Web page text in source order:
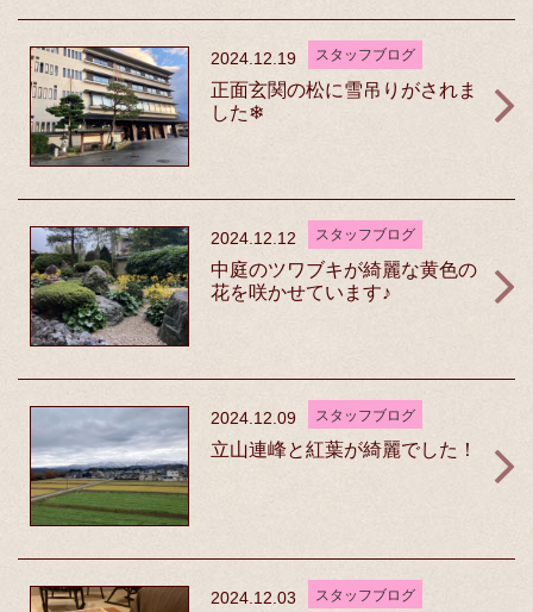
2024.12.19 スタッフブログ
正面玄関の松に雪吊りがされま
した❄
2024.12.12 スタッフブログ
中庭のツワブキが綺麗な黄色の
花を咲かせています♪
2024.12.09 スタッフブログ
立山連峰と紅葉が綺麗でした！
2024.12.03 スタッフブログ